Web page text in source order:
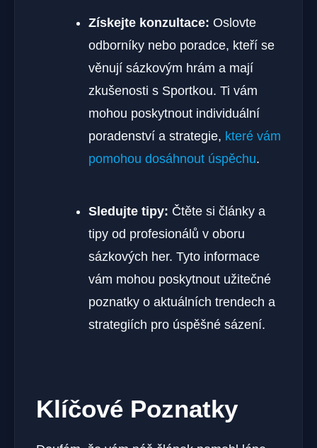
Získejte konzultace: Oslovte
odborníky nebo poradce, kteří se
věnují sázkovým hrám a mají
zkušenosti s Sportkou. Ti vám
mohou poskytnout individuální
poradenství a strategie, které vám
pomohou dosáhnout úspěchu.
Sledujte tipy: Čtěte si články a
tipy od profesionálů v oboru
sázkových her. Tyto informace
vám mohou poskytnout užitečné
poznatky o aktuálních trendech a
strategiích pro úspěšné sázení.
Klíčové Poznatky